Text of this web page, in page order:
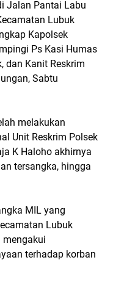
Jalan Pantai Labu
Lubuk
Kapolsek
Ps Kasi Humas
dan Kanit Reskrim
Sabtu
melakukan
Unit Reskrim Polsek
K Haloho akhirnya
tersangka, hingga
MIL yang
Lubuk
mengakui
terhadap korban